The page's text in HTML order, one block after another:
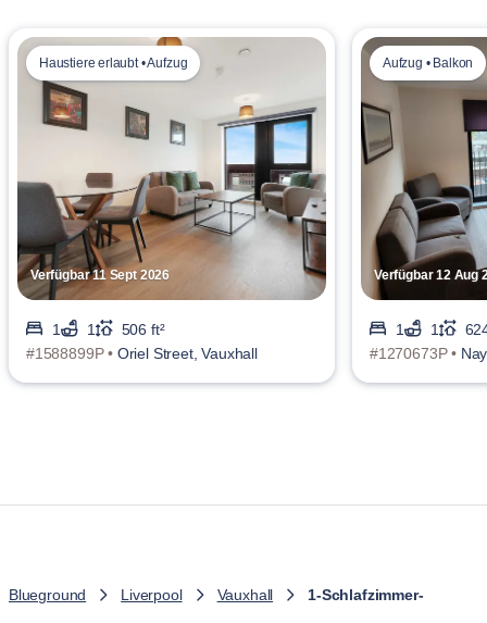
Verfügbar 11 Sept 2026
Haustiere erlaubt • Aufzug
1 1
506 ft²
#1588899P • Oriel Street, Vauxhall
Verfügbar 12 Aug
Aufzug • Balkon
1 1
#1270673P •
Blueground Liverpool Vauxhall 1-Schlafzimmer-